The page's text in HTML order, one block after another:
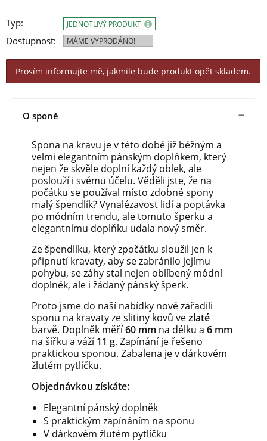
Typ:
Dostupnost:
JEDNOTLIVÝ PRODUKT
MÁME VYPRODÁNO!
Prosím informujte mě, jakmile bude produkt opět skladem.
O sponě
Spona na kravu je v této době již běžným a
velmi elegantním pánským doplňkem, který
nejen že skvěle doplní každý oblek, ale
poslouží i svému účelu. Věděli jste, že na
počátku se používal místo zdobné spony
malý špendlík? Vynalézavost lidí a poptávka
po módním trendu, ale tomuto šperku a
elegantnímu doplňku udala nový směr.
Ze špendlíku, který zpočátku sloužil jen k
připnutí kravaty, aby se zabránilo jejímu
pohybu, se záhy stal nejen oblíbený módní
doplněk, ale i žádaný pánský šperk.
Proto jsme do naší nabídky nově zařadili
sponu na kravaty ze slitiny kovů vezlaté
barvě. Doplněk měří60 mm na délku a 6 mm
na šířku a váží11 g. Zapínání je řešeno
praktickou sponou. Zabalena je v dárkovém
žlutém pytlíčku.
Objednávkou získáte:
Elegantní pánský doplněk
S praktickým zapínáním na sponu
V dárkovém žlutém pytlíčku